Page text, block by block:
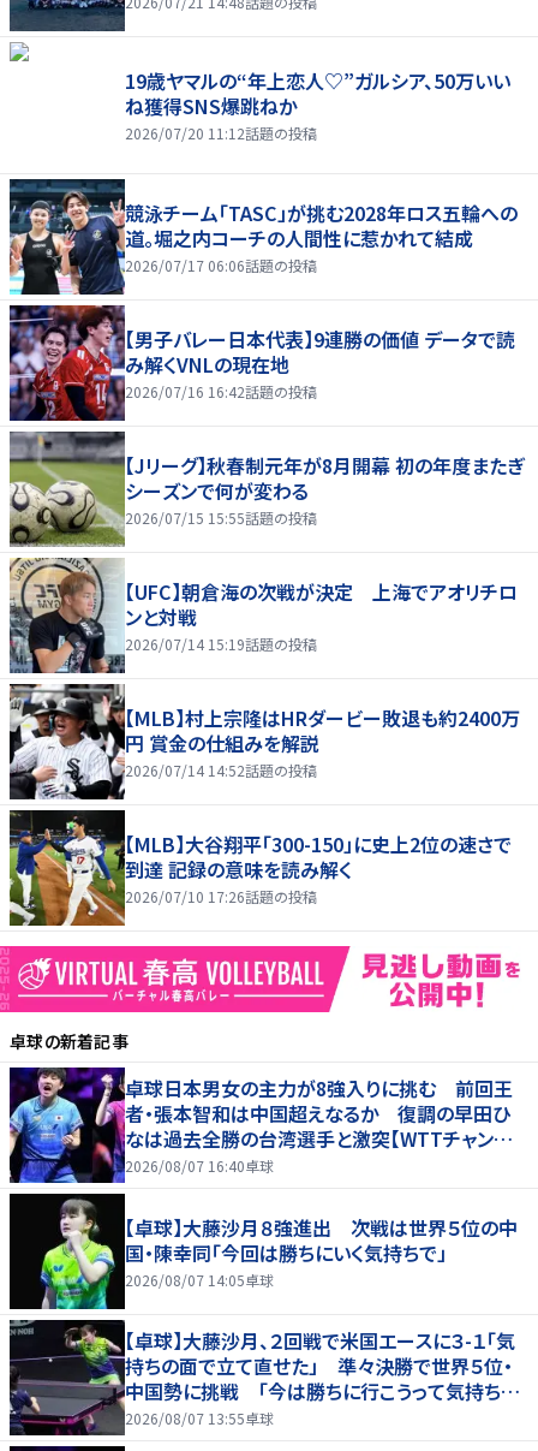
19歳ヤマルの“年上恋人♡”ガルシア、50万いい
ね獲得SNS爆跳ねか
2026/07/20 11:12話題の投稿
競泳チーム「TASC」が挑む2028年ロス五輪への
道。堀之内コーチの人間性に惹かれて結成
2026/07/17 06:06話題の投稿
【男子バレー日本代表】9連勝の価値 データで読
み解くVNLの現在地
2026/07/16 16:42話題の投稿
【Jリーグ】秋春制元年が8月開幕 初の年度またぎ
シーズンで何が変わる
2026/07/15 15:55話題の投稿
【UFC】朝倉海の次戦が決定 上海でアオリチロ
ンと対戦
2026/07/14 15:19話題の投稿
【MLB】村上宗隆はHRダービー敗退も約2400万
円 賞金の仕組みを解説
2026/07/14 14:52話題の投稿
【MLB】大谷翔平「300-150」に史上2位の速さで
到達 記録の意味を読み解く
2026/07/10 17:26話題の投稿
卓球の新着記事
卓球日本男女の主力が8強入りに挑む 前回王
者・張本智和は中国超えなるか 復調の早田ひ
なは過去全勝の台湾選手と激突【WTTチャンピ
オンズ横浜2026】
2026/08/07 16:40卓球
【卓球】大藤沙月８強進出 次戦は世界５位の中
国・陳幸同「今回は勝ちにいく気持ちで」
2026/08/07 14:05卓球
【卓球】大藤沙月、２回戦で米国エースに３-１「気
持ちの面で立て直せた」 準々決勝で世界５位・
中国勢に挑戦 「今は勝ちに行こうって気持ちが
強い」…ＷＴＴチャンピオンズ横浜
2026/08/07 13:55卓球